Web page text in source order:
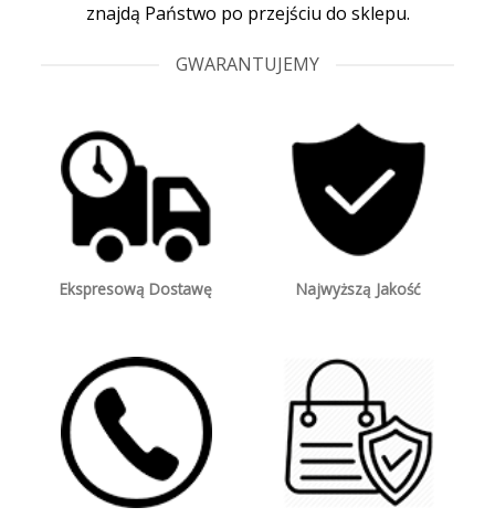
znajdą Państwo po przejściu do sklepu.
GWARANTUJEMY
Ekspresową Dostawę Najwyższą Jakość